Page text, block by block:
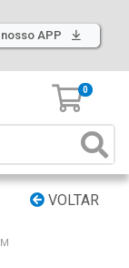
APP
0
VOLTAR